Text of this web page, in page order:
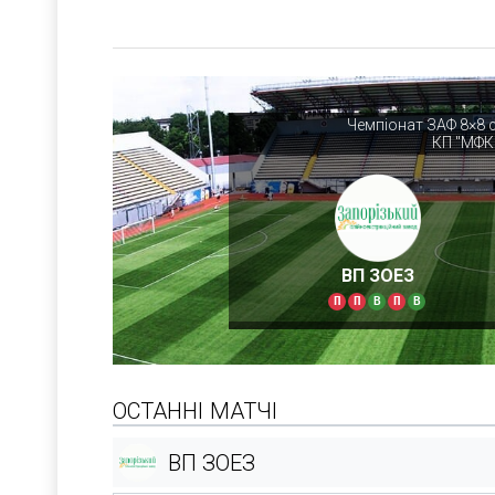
Чемпіонат ЗАФ 8×8
КП
ВП ЗОЕЗ
П П В П В
ОСТАННІ МАТЧІ
ВП ЗОЕЗ